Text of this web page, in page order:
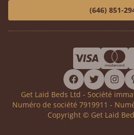
(646) 851-
facebook
twitter
Get Laid Beds Ltd - Société
Numéro de société 7919911 -
Copyright © Get Laid